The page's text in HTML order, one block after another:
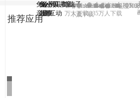
推荐应用
兔小贝拼
音
Android IOS
1102
下载
兔小贝—与孩子
亲密互动
Android
IOS
1235万人下载
兔小贝
儿歌
Android IOS
1203
万人下载
兔小贝儿童
故事
Android IOS
人下载